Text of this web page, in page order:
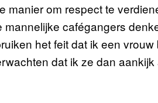
manier om respect te
mannelijke cafégangers
het feit dat ik een
dat ik ze dan